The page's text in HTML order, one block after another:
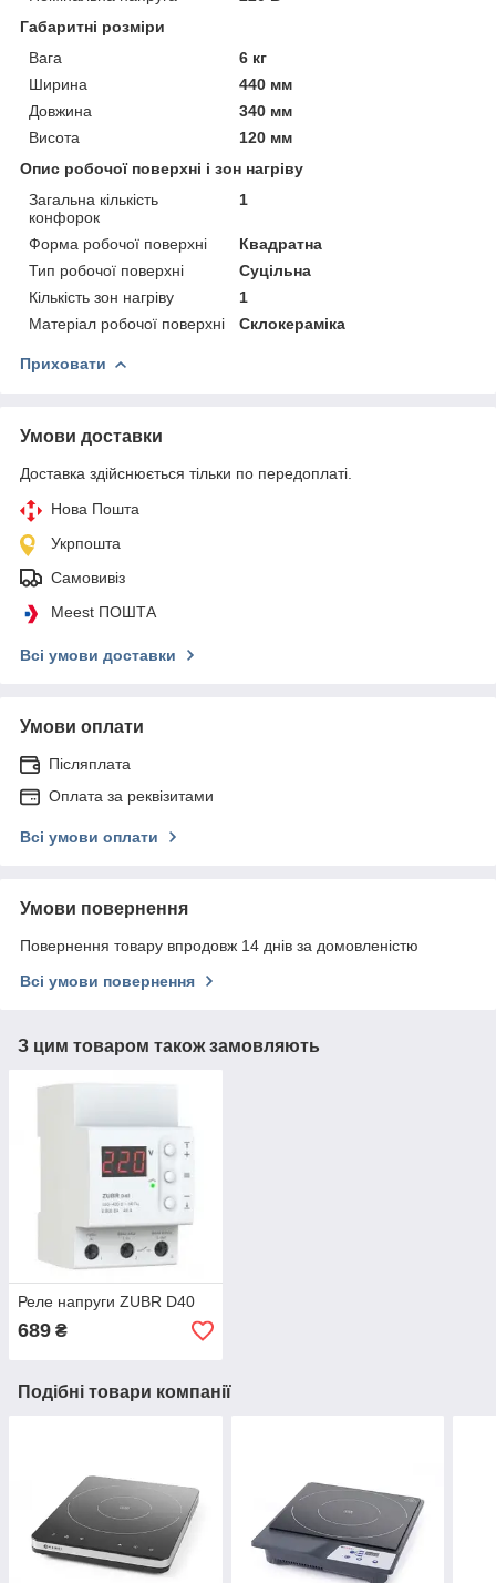
Габаритні розміри
Вага
6 кг
Ширина
440 мм
Довжина
340 мм
Висота
120 мм
Опис робочої поверхні і зон нагріву
Загальна кількість
конфорок
1
Форма робочої поверхні
Квадратна
Тип робочої поверхні
Суцільна
Кількість зон нагріву
1
Матеріал робочої поверхні
Склокераміка
Приховати
Умови доставки
Доставка здійснюється тільки по передоплаті.
Нова Пошта
Укрпошта
Самовивіз
Meest ПОШТА
Всі умови доставки
Умови оплати
Післяплата
Оплата за реквізитами
Всі умови оплати
Умови повернення
Повернення товару впродовж 14 днів за домовленістю
Всі умови повернення
З цим товаром також замовляють
Реле напруги ZUBR D40
689 ₴
Подібні товари компанії